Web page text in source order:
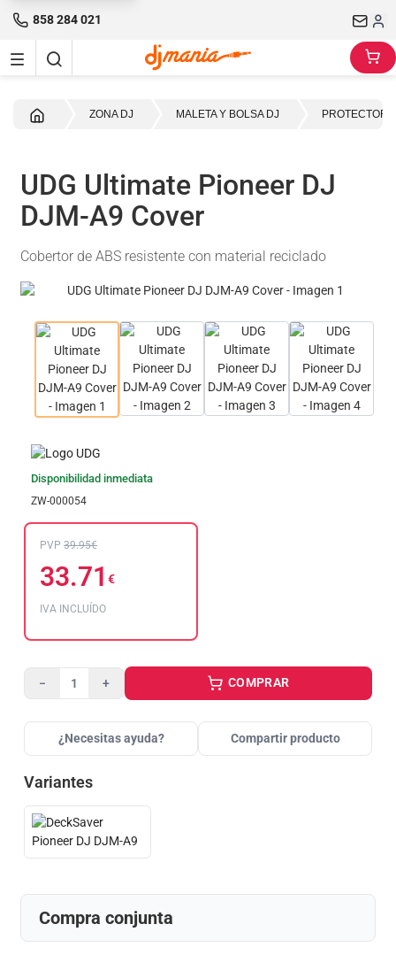
858 284 021
ZONA DJ MALETA Y BOLSA DJ
UDG Ultimate Pioneer DJ
DJM-A9 Cover
Cobertor de ABS resistente con material reciclado
Disponibilidad inmediata
ZW-000054
PVP 39.95€
33.71 €
IVA INCLUÍDO
− + COMPRAR
¿Necesitas ayuda? Compartir producto
Variantes
Compra conjunta